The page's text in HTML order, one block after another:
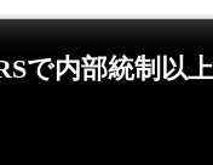
で内部統制以